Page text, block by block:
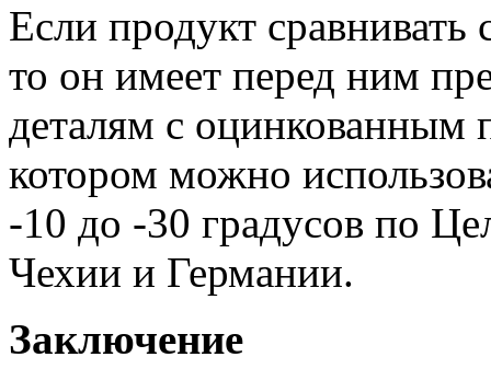
Если продукт
то он имеет перед ним
деталям с оцинкованным
котором можно
-10 до -30 градусов по
Чехии и Германии.
Заключение